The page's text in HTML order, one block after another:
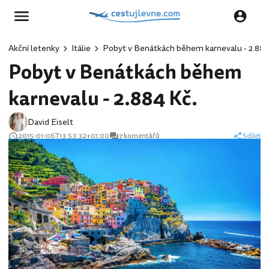
Akční letenky Itálie Pobyt v Benátkách během karnevalu -
Pobyt v Benátkách během
karnevalu - 2.884 Kč.
David Eiselt
2015-01-06T13:53:32+01:00 7 komentářů Sdílet